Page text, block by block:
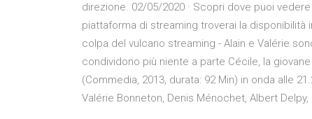
direzione. 02/05/2020 · Scopri dove puoi
piattaforma di streaming troverai la
colpa del vulcano streaming - Alain e Valérie
condividono più niente a parte Cécile, la
(Commedia, 2013, durata: 92 Min) in onda alle
Valérie Bonneton, Denis Ménochet, Albert